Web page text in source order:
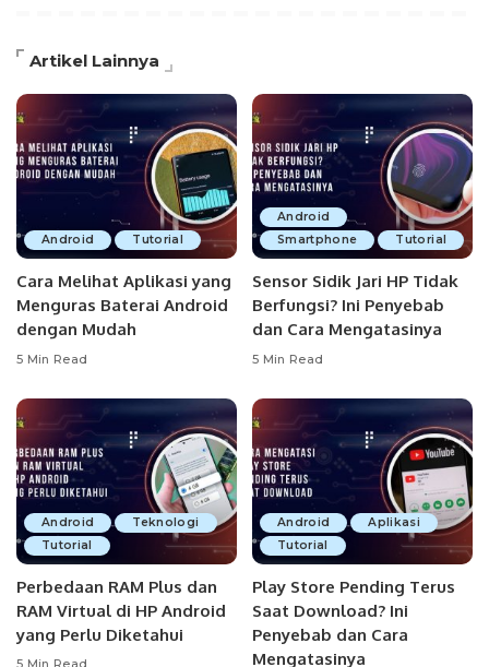
Artikel Lainnya
Android Tutorial
Cara Melihat Aplikasi yang
Menguras Baterai Android
dengan Mudah
5 Min Read
Android
Smartphone
Tutorial
Sensor Sidik Jari HP Tidak
Berfungsi? Ini Penyebab
dan Cara Mengatasinya
5 Min Read
Android
Teknologi
Tutorial
Perbedaan RAM Plus dan
RAM Virtual di HP Android
yang Perlu Diketahui
Android
Aplikasi
Tutorial
Play Store Pending Terus
Saat Download? Ini
Penyebab dan Cara
Mengatasinya